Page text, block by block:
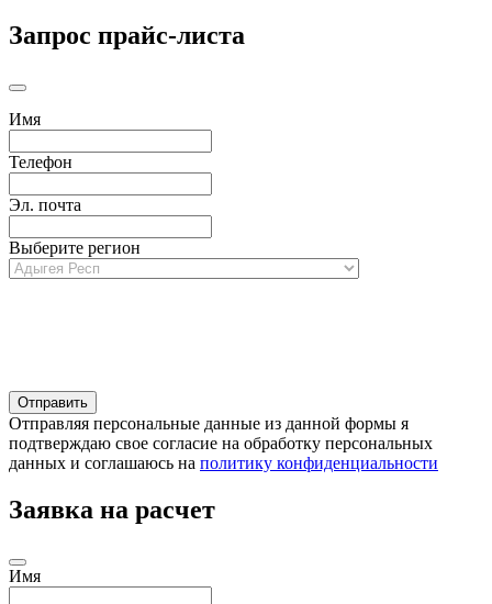
Запрос прайс-листа
Имя
Телефон
Эл. почта
Выберите регион
Отправляя персональные данные из данной формы я
подтверждаю свое согласие на обработку персональных
данных и соглашаюсь на политику конфиденциальности
Заявка на расчет
Имя